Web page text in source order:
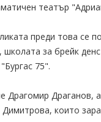
театър
преди това се
за брейк
75".
Драгомир Драганов,
които